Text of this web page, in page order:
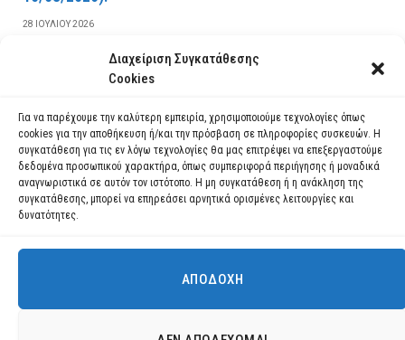
Διαχείριση Συγκατάθεσης
Cookies
Για να παρέχουμε την καλύτερη εμπειρία, χρησιμοποιούμε τεχνολογίες όπως
cookies για την αποθήκευση ή/και την πρόσβαση σε πληροφορίες συσκευών. Η
συγκατάθεση για τις εν λόγω τεχνολογίες θα μας επιτρέψει να επεξεργαστούμε
δεδομένα προσωπικού χαρακτήρα, όπως συμπεριφορά περιήγησης ή μοναδικά
αναγνωριστικά σε αυτόν τον ιστότοπο. Η μη συγκατάθεση ή η ανάκληση της
συγκατάθεσης, μπορεί να επηρεάσει αρνητικά ορισμένες λειτουργίες και
δυνατότητες.
ΑΠΟΔΟΧΉ
28 ΙΟΥΛΊΟΥ 2026
ΔΙΑΒΆΣΤΕ ΠΕΡΙΣΣΌΤΕΡΑ
Χρησιμοποιούμε cookies για να σας προσφέρουμε τη βέλτιστη εμπειρία
πλοήγησης στον ιστότοπό μας.